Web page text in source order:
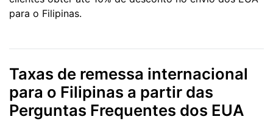
para o Filipinas.
Taxas de remessa internacional
para o Filipinas a partir das
Perguntas Frequentes dos EUA